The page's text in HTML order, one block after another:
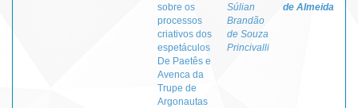
sobre os
processos
criativos dos
espetáculos
De Paetês e
Avenca da
Trupe de
Argonautas
Súlian
Brandão
de Souza
Princivalli
de Almeida